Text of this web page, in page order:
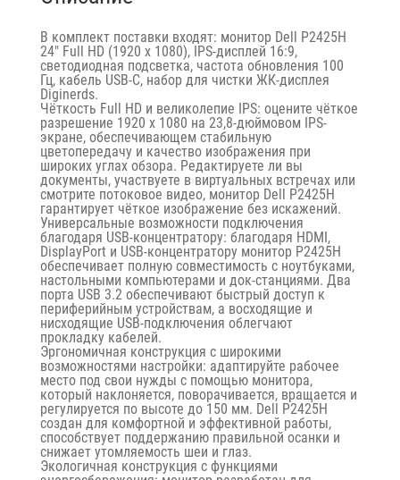
В комплект поставки входят: монитор Dell P2425H
24″ Full HD (1920 x 1080), IPS-дисплей 16:9,
светодиодная подсветка, частота обновления 100
Гц, кабель USB-C, набор для чистки ЖК-дисплея
Diginerds.
Чёткость Full HD и великолепие IPS: оцените чёткое
разрешение 1920 x 1080 на 23,8-дюймовом IPS-
экране, обеспечивающем стабильную
цветопередачу и качество изображения при
широких углах обзора. Редактируете ли вы
документы, участвуете в виртуальных встречах или
смотрите потоковое видео, монитор Dell P2425H
гарантирует чёткое изображение без искажений.
Универсальные возможности подключения
благодаря USB-концентратору: благодаря HDMI,
DisplayPort и USB-концентратору монитор P2425H
обеспечивает полную совместимость с ноутбуками,
настольными компьютерами и док-станциями. Два
порта USB 3.2 обеспечивают быстрый доступ к
периферийным устройствам, а восходящие и
нисходящие USB-подключения облегчают
прокладку кабелей.
Эргономичная конструкция с широкими
возможностями настройки: адаптируйте рабочее
место под свои нужды с помощью монитора,
который наклоняется, поворачивается, вращается и
регулируется по высоте до 150 мм. Dell P2425H
создан для комфортной и эффективной работы,
способствует поддержанию правильной осанки и
снижает утомляемость шеи и глаз.
Экологичная конструкция с функциями